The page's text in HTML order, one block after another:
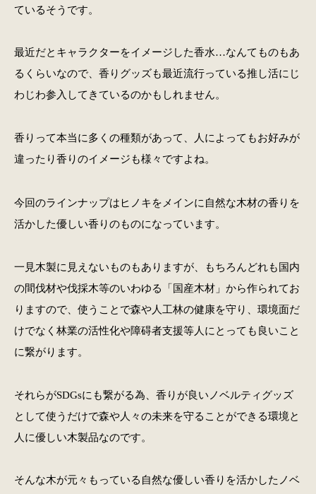
ているそうです。
最近だとキャラクターをイメージした香水…なんてものもあ
るくらいなので、香りグッズも最近流行っている推し活にじ
わじわ参入してきているのかもしれません。
香りって本当に多くの種類があって、人によってもお好みが
違ったり香りのイメージも様々ですよね。
今回のラインナップはヒノキをメインに自然な木材の香りを
活かした優しい香りのものになっています。
一見木製に見えないものもありますが、もちろんどれも国内
の間伐材や伐採木等のいわゆる「国産木材」から作られてお
りますので、使うことで森や人工林の健康を守り、環境面だ
けでなく林業の活性化や障碍者支援等人にとっても良いこと
に繋がります。
それらがSDGsにも繋がる為、香りが良いノベルティグッズ
として使うだけで森や人々の未来を守ることができる環境と
人に優しい木製品なのです。
そんな木が元々もっている自然な優しい香りを活かしたノベ